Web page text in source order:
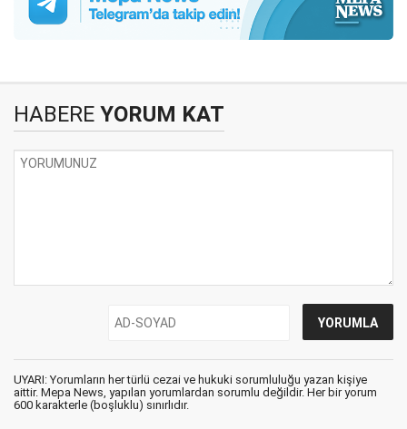
HABERE YORUM KAT
UYARI: Yorumların her türlü cezai ve hukuki sorumluluğu yazan kişiye
aittir. Mepa News, yapılan yorumlardan sorumlu değildir. Her bir yorum
600 karakterle (boşluklu) sınırlıdır.